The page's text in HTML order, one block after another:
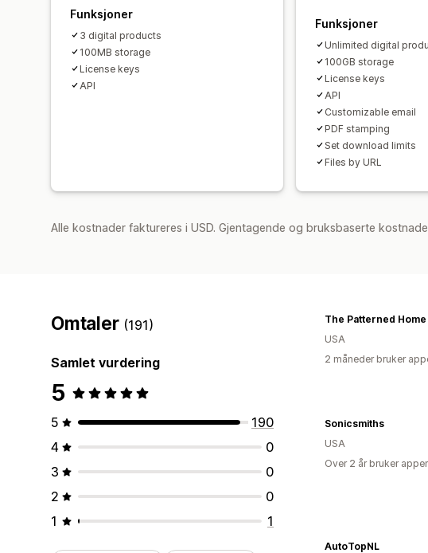
Funksjoner
3 digital products
100MB storage
License keys
API
Funksjoner
Unlimited digital
100GB storage
License keys
API
Customizable email
PDF stamping
Set download limits
Files by URL
Alle kostnader faktureres i USD. Gjentagende og bruksbaserte
Omtaler (191)
Samlet vurdering
5
5
190
4
0
3
0
2
0
1
1
The Patterned Home
USA
2 måneder bruker
Sonicsmiths
USA
Over 2 år bruker
AutoTopNL